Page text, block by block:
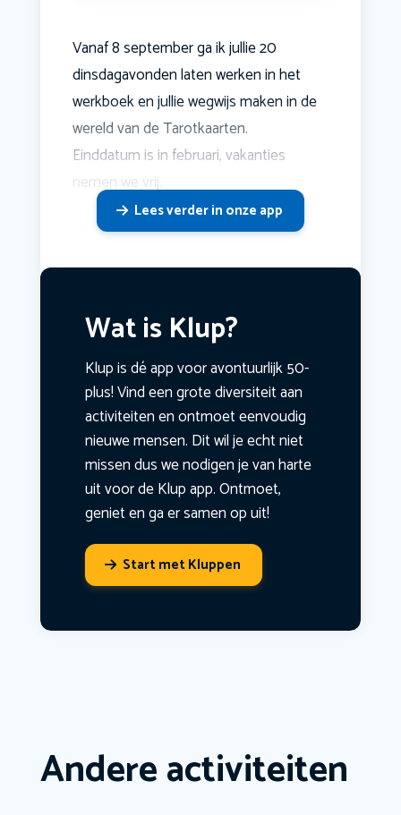
Vanaf 8 september ga ik jullie 20
dinsdagavonden laten werken in het
werkboek en jullie wegwijs maken in de
wereld van de Tarotkaarten.
Einddatum is in februari, vakanties
nemen we vrij.
Lees verder in onze app
Wat is Klup?
Klup is dé app voor avontuurlijk 50-
plus! Vind een grote diversiteit aan
activiteiten en ontmoet eenvoudig
nieuwe mensen. Dit wil je echt niet
missen dus we nodigen je van harte
uit voor de Klup app. Ontmoet,
geniet en ga er samen op uit!
Start met Kluppen
Andere activiteiten